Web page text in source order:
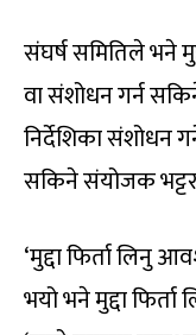
संघर्ष समितिले भने
वा संशोधन गर्न
निर्देशिका संशोधन
सकिने संयोजक
‘मुद्दा फिर्ता लिनु
भयो भने मुद्दा